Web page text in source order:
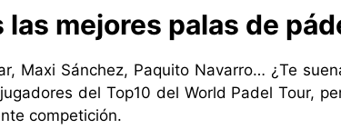
las mejores palas de
Maxi Sánchez, Paquito Navarro… ¿Te
del Top10 del World Padel Tour,
competición.